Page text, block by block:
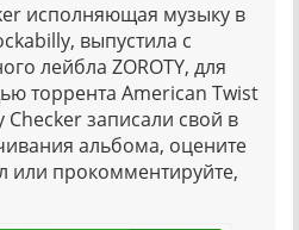
исполняющая музыку в
выпустила с
лейбла ZOROTY, для
торрента American Twist
записали свой в
альбома, оцените
или прокомментируйте,